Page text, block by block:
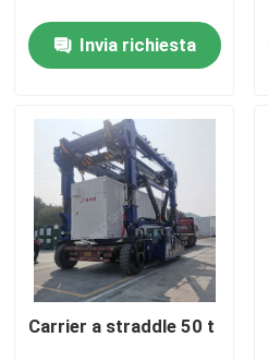
Controllo di qualità
contattici
Notizie
Richieda una citazione
Invia richiesta
Carrier a straddle 50 t